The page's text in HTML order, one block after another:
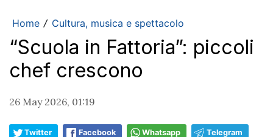
Home / Cultura, musica e spettacolo
“Scuola in Fattoria”: piccoli
chef crescono
26 May 2026, 01:19
Twitter Facebook Whatsapp Telegram